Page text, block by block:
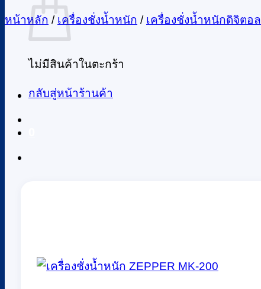
ไม่มีสินค้าในตะกร้า
กลับสู่หน้าร้านค้า
หน้าหลัก / เครื่องชั่งน้ำหนัก / เครื่องชั่งน้ำหนักดิจิตอล